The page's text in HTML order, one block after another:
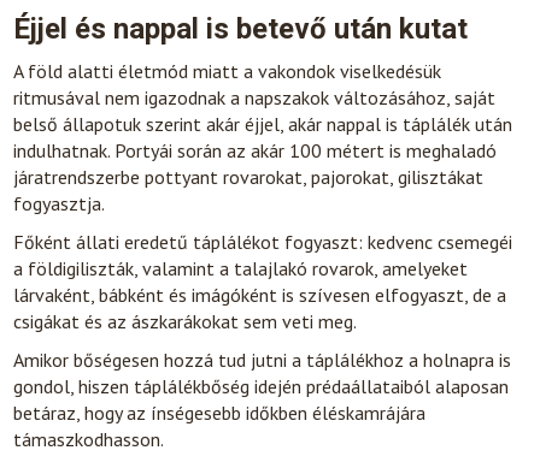
Éjjel és nappal is betevő után kutat
A föld alatti életmód miatt a vakondok viselkedésük
ritmusával nem igazodnak a napszakok változásához, saját
belső állapotuk szerint akár éjjel, akár nappal is táplálék után
indulhatnak. Portyái során az akár 100 métert is meghaladó
járatrendszerbe pottyant rovarokat, pajorokat, gilisztákat
fogyasztja.
Főként állati eredetű táplálékot fogyaszt: kedvenc csemegéi
a földigiliszták, valamint a talajlakó rovarok, amelyeket
lárvaként, bábként és imágóként is szívesen elfogyaszt, de a
csigákat és az ászkarákokat sem veti meg.
Amikor bőségesen hozzá tud jutni a táplálékhoz a holnapra is
gondol, hiszen táplálékbőség idején prédaállataiból alaposan
betáraz, hogy az ínségesebb időkben éléskamrájára
támaszkodhasson.